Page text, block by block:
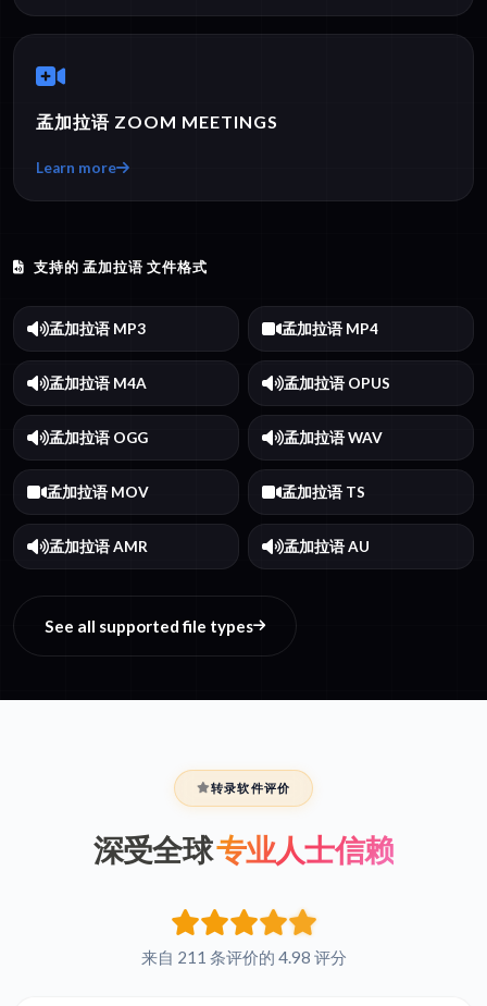
孟加拉语 ZOOM MEETINGS
Learn more
支持的 孟加拉语 文件格式
孟加拉语 MP3 孟加拉语 MP4
孟加拉语 M4A 孟加拉语 OPUS
孟加拉语 OGG 孟加拉语 WAV
孟加拉语 MOV 孟加拉语 TS
孟加拉语 AMR 孟加拉语 AU
See all supported file types
转录软件评价
深受全球专业人士信赖
来自 211 条评价的 4.98 评分